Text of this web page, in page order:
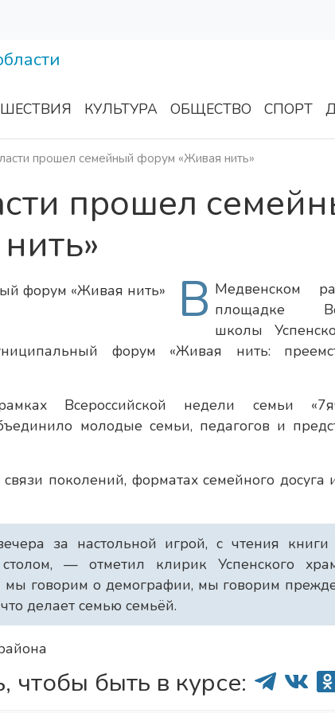
КУЛЬТУРА ОБЩЕСТВО СПОРТ
прошел семейный форум «Живая нить»
прошел
В Медвенском
площадке
школы
форум «Живая нить:
Всероссийской недели семьи
молодые семьи, педагогов и
поколений, форматах семейного досуга
за настольной игрой, с чтения книги
— отметил клирик Успенского
говорим о демографии, мы говорим прежде
делает семью семьёй.
чтобы быть в курсе: